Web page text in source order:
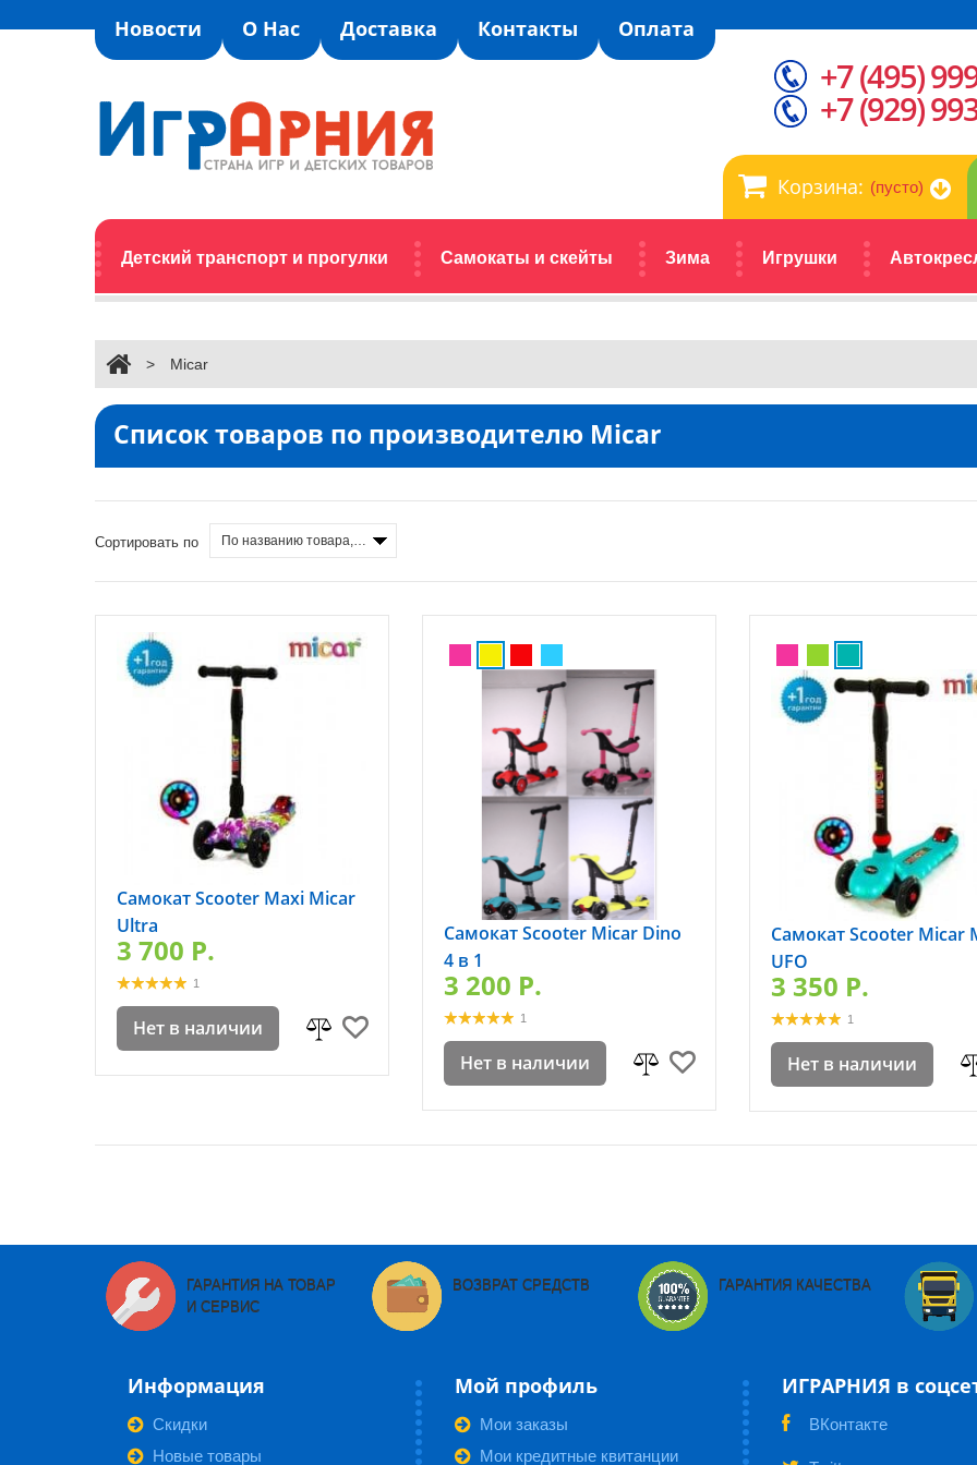
Новости О Нас Доставка Контакты Оплата
Корзина: (пусто)
Детский транспорт и прогулки Самокаты и скейты Зима Игрушки
+7 (495)
+7 (929)
> Micar
Список товаров по производителю Micar
Сортировать по По названию товара, от А до Я
Самокат Scooter Maxi Micar
Ultra
3 700 P.
1
Нет в наличии
Самокат Scooter Micar Dino
4 в 1
3 200 P.
1
Нет в наличии
Самокат Scooter Micar
UFO
3 350 P.
1
Нет в наличии
ГАРАНТИЯ НА ТОВАР
И СЕРВИС
ВОЗВРАТ СРЕДСТВ ГАРАНТИЯ КАЧЕСТВА
Информация
Скидки
Новые товары
Мой профиль
Мои заказы
Мои кредитные квитанции
ИГРАРНИЯ в
ВКонтакте